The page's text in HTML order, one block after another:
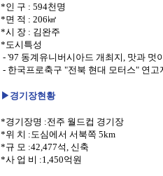
*인 구 : 594천명
*면 적 : 206㎢
*시 장 : 김완주
*도시특성
- '97 동계유니버시아드 개최지, 맛과 멋
- 한국프로축구 "전북 현대 모터스" 연고
▶ 경기장현황
*경기장명 :전주 월드컵 경기장
*위 치 :도심에서 서북쪽 5km
*규 모 :42,477석, 신축
*사 업 비 :1,450억원